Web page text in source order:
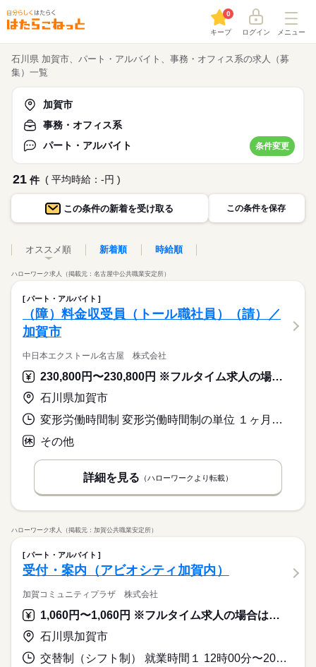
キープ
0
ログイン メニュー
石川県 加賀市、パート・アルバイト、事務・オフィス系の求人（募
集）一覧
加賀市
事務・オフィス系
パート・アルバイト
条件変更
21 件 ( 平均時給：-円 )
この条件の新着を受け取る この条件を保存
オススメ順 新着順 時給順
ハローワーク求人（掲載元：名古屋中公共職業安定所）
パート・アルバイト
（障）料金収受員（トール職社員）（請）／
加賀市
中日本エクストール名古屋 株式会社
230,800円〜230,800円 ※フルタイム求人の場合は月額（換算額）、パート求人の場合は時間額を表示しています。
石川県加賀市
変形労働時間制 変形労働時間制の単位 １ヶ月単位 就業時間１ 8時40分〜9時10分 就業時間に関する特記事項 ２時間位の範囲で始業・就業時刻が変更になる場合あり
その他
詳細を見る （ハローワークより転載）
ハローワーク求人（掲載元：加賀公共職業安定所）
パート・アルバイト
受付・案内（アビオシティ加賀内）
加賀コミュニティプラザ 株式会社
1,060円〜1,060円 ※フルタイム求人の場合は月額（換算額）、パート求人の場合は時間額を表示しています。
石川県加賀市
交替制（シフト制） 就業時間１ 12時00分〜20時00分 就業時間２ 9時30分〜17時30分 就業時間３ 10時00分〜18時00分 又は 9時30分〜20時00分の時間の間の7時間程度 就業時間に関する特記事項 募集している時間帯は「就業時間１」となりますが、